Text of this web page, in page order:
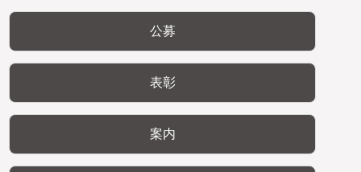
公募
表彰
案内